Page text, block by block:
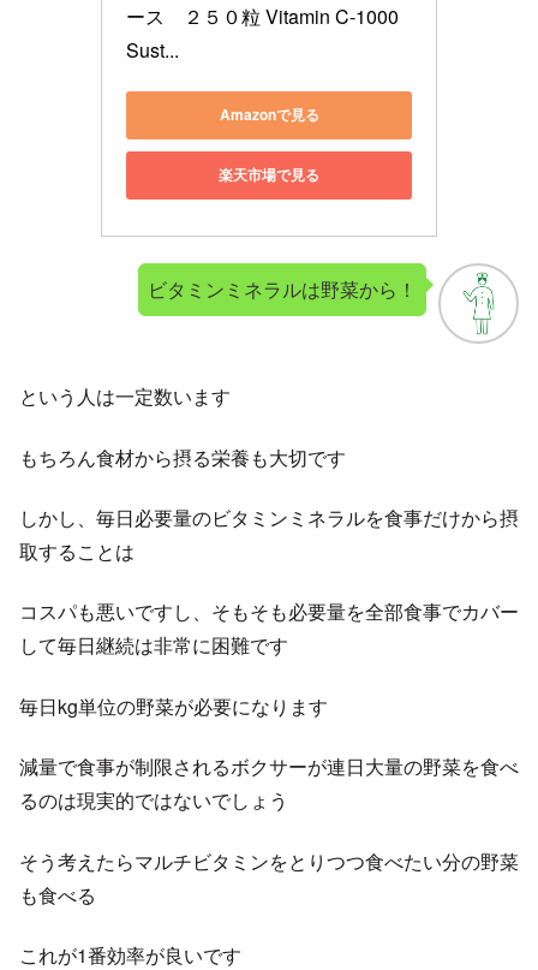
ース　２５０粒 Vitamin C-1000
Sust...
Amazonで見る
楽天市場で見る
ビタミンミネラルは野菜から！
という人は一定数います
もちろん食材から摂る栄養も大切です
しかし、毎日必要量のビタミンミネラルを食事だけから摂
取することは
コスパも悪いですし、そもそも必要量を全部食事でカバー
して毎日継続は非常に困難です
毎日kg単位の野菜が必要になります
減量で食事が制限されるボクサーが連日大量の野菜を食べ
るのは現実的ではないでしょう
そう考えたらマルチビタミンをとりつつ食べたい分の野菜
も食べる
これが1番効率が良いです